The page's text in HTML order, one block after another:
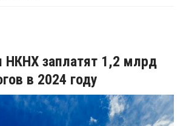
НКНХ заплатят 1,2 млрд
в 2024 году